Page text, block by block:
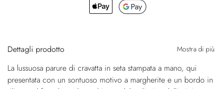
Dettagli prodotto Mostra di più
La lussuosa parure di cravatta in seta stampata a mano, qui
presentata con un sontuoso motivo a margherite e un bordo in